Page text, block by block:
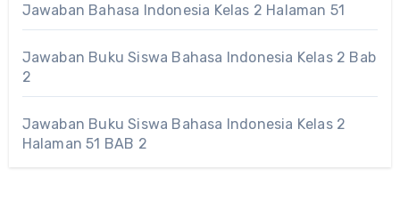
Jawaban Bahasa Indonesia Kelas 2 Halaman 51
Jawaban Buku Siswa Bahasa Indonesia Kelas 2 Bab
2
Jawaban Buku Siswa Bahasa Indonesia Kelas 2
Halaman 51 BAB 2